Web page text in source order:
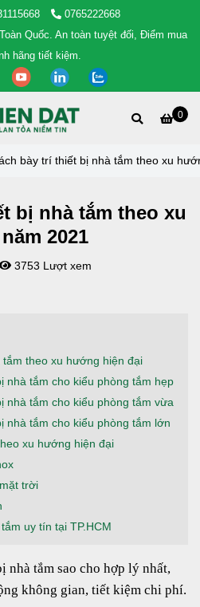
0765222668
Quốc. An toàn tuyệt đối, Điểm mua
hãng tiết kiệm.
0
bày trí thiết bị nhà tắm theo xu
bị nhà tắm theo xu
2021
3753 Lượt xem
theo xu hướng hiện đại
nhà tắm cho kiểu phòng tắm hẹp
nhà tắm cho kiểu phòng tắm vừa
nhà tắm cho kiểu phòng tắm lớn
xu hướng hiện đại
trời
uy tín tại TP.HCM
nhà tắm sao cho hợp lý nhất,
không gian, tiết kiệm chi phí.